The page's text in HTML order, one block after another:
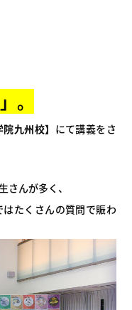
。
九州校】 にて講義をさ
さんが多く、
たくさんの質問で賑わ